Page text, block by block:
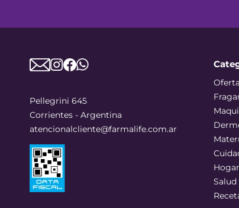
Pellegrini 645
Corrientes - Argentina
atencionalcliente@farmalife.com.ar